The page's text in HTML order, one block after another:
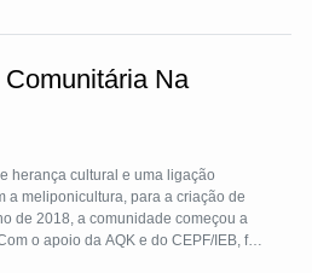
Na
herança cultural e uma ligação
a meliponicultura, para a criação de
de 2018, a comunidade começou a
o apoio da AQK e do CEPF/IEB, foi